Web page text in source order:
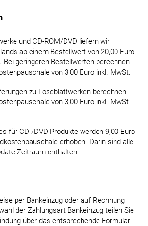
und CD-ROM/DVD liefern wir
ab einem Bestellwert von 20,00 Euro
Bei geringeren Bestellwerten berechnen
von 3,00 Euro inkl. MwSt.
zu Loseblattwerken berechnen
von 3,00 Euro inkl. MwSt
für CD-/DVD-Produkte werden 9,00 Euro
erhoben. Darin sind alle
Zeitraum enthalten.
per Bankeinzug oder auf Rechnung
der Zahlungsart Bankeinzug teilen Sie
über das entsprechende Formular